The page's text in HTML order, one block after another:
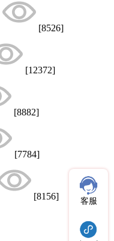
[8526]
[12372]
[8882]
[7784]
[8156] 客服